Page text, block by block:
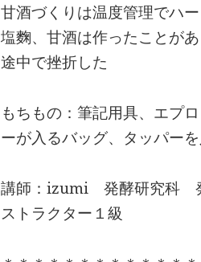
甘酒づくりは温度管理でハ
塩麴、甘酒は作ったことが
途中で挫折した
もちもの：筆記用具、エプ
ーが入るバッグ、タッパー
講師：izumi 発酵研究科
ストラクター１級